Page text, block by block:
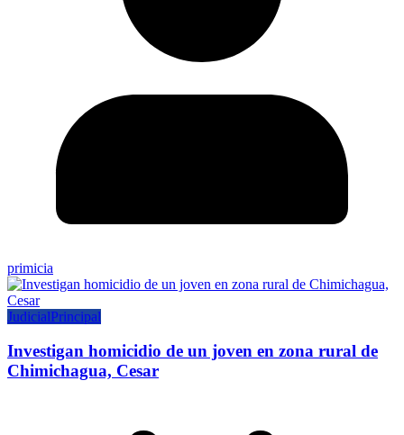
primicia
JudicialPrincipal
Investigan homicidio de un joven en zona rural de
Chimichagua, Cesar